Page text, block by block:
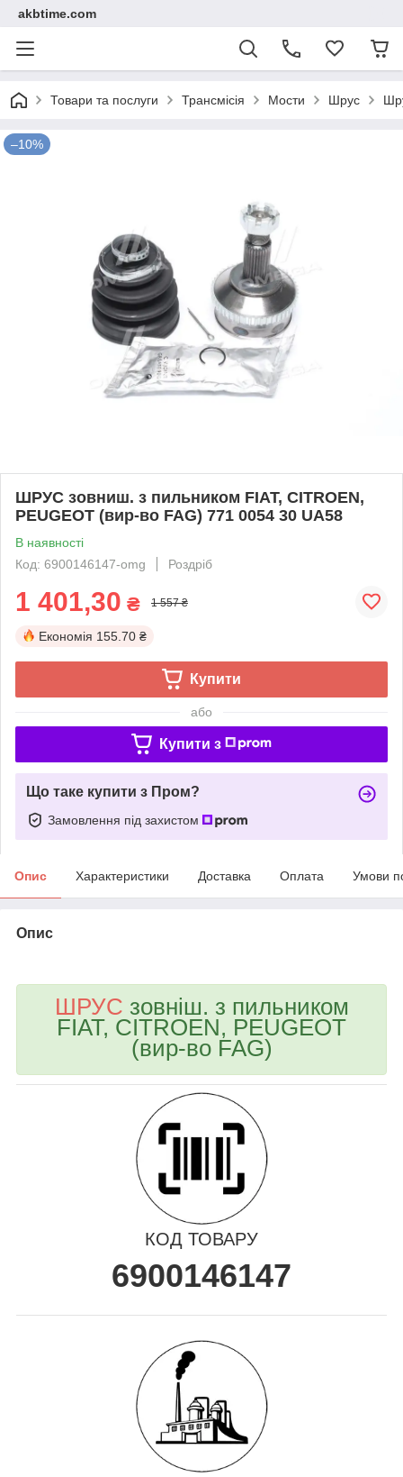
akbtime.com
Товари та послуги Трансмісія Мости Шрус
–10%
ШРУС зовниш. з пильником FIAT, CITROEN,
PEUGEOT (вир-во FAG) 771 0054 30 UA58
В наявності
Код: 6900146147-omg
Роздріб
1 401,30 ₴ 1 557 ₴
Економія 155.70 ₴
Купити
або
Купити з
Що таке купити з Пром?
Замовлення під захистом
Опис Характеристики Доставка Оплата Умови
Опис
ШРУС зовніш. з пильником
FIAT, CITROEN, PEUGEOT
(вир-во FAG)
КОД ТОВАРУ
6900146147